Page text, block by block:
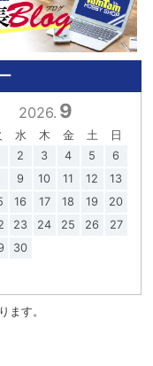
2026. 9
水 木 金 土
日
2 3 4 5
6
9 10 11 12
13
16 17 18 19
20
23 24 25 26
27
30
ます。